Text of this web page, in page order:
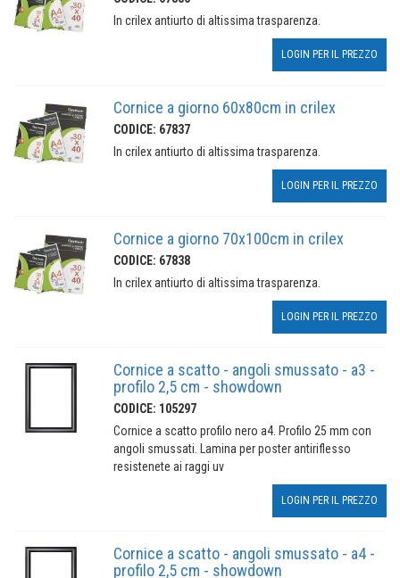
In crilex antiurto di altissima trasparenza.
LOGIN PER IL PREZZO
Cornice a giorno 60x80cm in crilex
CODICE: 67837
In crilex antiurto di altissima trasparenza.
LOGIN PER IL PREZZO
Cornice a giorno 70x100cm in crilex
CODICE: 67838
In crilex antiurto di altissima trasparenza.
LOGIN PER IL PREZZO
Cornice a scatto - angoli smussato - a3 -
profilo 2,5 cm - showdown
CODICE: 105297
Cornice a scatto profilo nero a4. Profilo 25 mm con
angoli smussati. Lamina per poster antiriflesso
resistenete ai raggi uv
LOGIN PER IL PREZZO
Cornice a scatto - angoli smussato - a4 -
profilo 2,5 cm - showdown